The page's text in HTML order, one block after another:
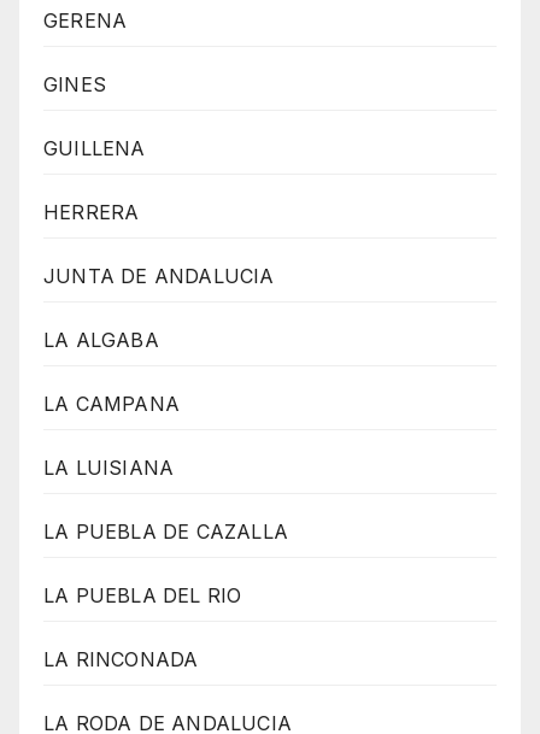
GERENA
GINES
GUILLENA
HERRERA
JUNTA DE ANDALUCIA
LA ALGABA
LA CAMPANA
LA LUISIANA
LA PUEBLA DE CAZALLA
LA PUEBLA DEL RIO
LA RINCONADA
LA RODA DE ANDALUCIA